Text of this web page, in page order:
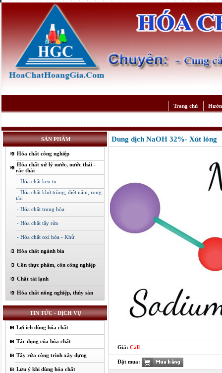
Trang chủ
SẢN PHẨM
Hóa chất công nghiệp
Hóa chất xử lý nước, nước thải -
rác thải
- Hóa chất keo tụ
- Hóa chất khử trùng, diệt nấm, rong
tảo
- Hóa chất trung hòa
- Hóa chất tẩy rửa
- Hóa chất oxi hóa - Khử
Hóa chất ngành bia
Cồn thực phẩm, cồn công nghiệp
Chất tải lạnh
Hóa chất nông nghiệp, thủy sản
TIN TỨC - DỊCH VỤ
Lợi ích dùng hóa chất
Tác dụng của hóa chất
Tẩy rửa công trình xây dựng
Lưu ý khi dùng hóa chất
Dung dịch NaOH 32%- Xút lỏng
Giá: Call
Đặt mua: